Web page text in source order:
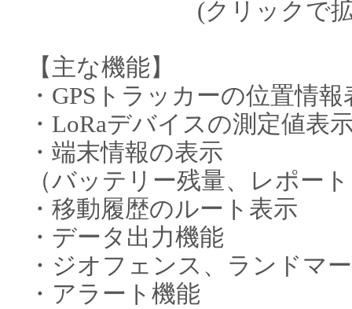
(クリッ
【主な機能】
・GPSトラッカーの位置情報
・LoRaデバイスの測定値表
・端末情報の表示
（バッテリー残量、レポー
・移動履歴のルート表示
・データ出力機能
・ジオフェンス、ランドマ
・アラート機能